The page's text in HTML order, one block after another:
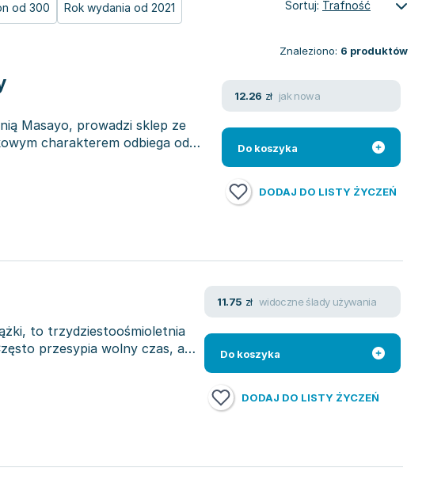
od 300 Rok wydania od 2021 Sortuj: Trafność
Znaleziono: 6 produktów
Masayo, prowadzi sklep ze
charakterem odbiega od
12.26 zł jak nowa
Do koszyka
DODAJ DO LISTY ŻYCZEŃ
to trzydziestoośmioletnia
przesypia wolny czas, a
11.75 zł widoczne ślady używania
Do koszyka
DODAJ DO LISTY ŻYCZEŃ